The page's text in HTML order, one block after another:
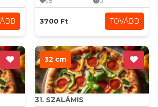
3700 Ft TOVÁBB
32 cm
31. SZALÁMIS